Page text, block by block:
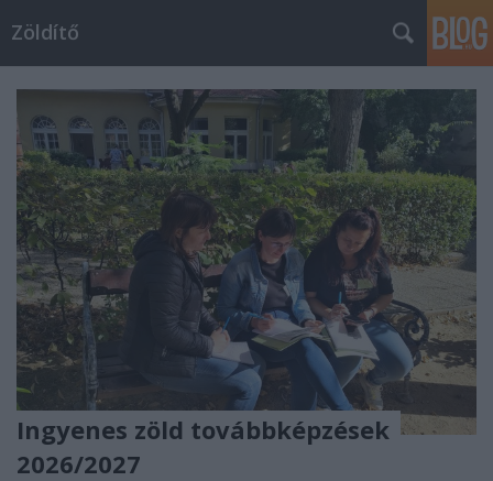
Zöldítő
Ingyenes zöld továbbképzések
2026/2027